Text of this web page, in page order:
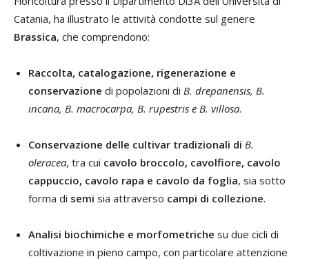
Catania, ha illustrato le attività condotte sul genere
Brassica, che comprendono:
Raccolta, catalogazione, rigenerazione e
conservazione di popolazioni di B. drepanensis, B.
incana, B. macrocarpa, B. rupestris e B. villosa.
Conservazione delle cultivar tradizionali di B.
oleracea, tra cui cavolo broccolo, cavolfiore, cavolo
cappuccio, cavolo rapa e cavolo da foglia, sia sotto
forma di semi sia attraverso campi di collezione.
Analisi biochimiche e morfometriche su due cicli di
coltivazione in pieno campo, con particolare attenzione